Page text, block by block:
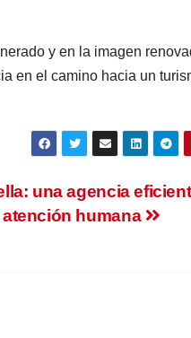
y en la imagen
en el camino hacia un
una agencia
humana